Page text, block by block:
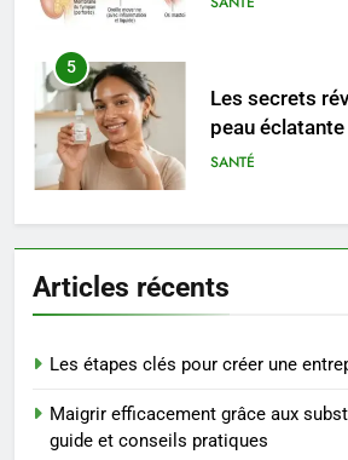
5
Les secrets
peau
Ordinary
SANTÉ
6
seniors:
exercices
BIEN ÊTRE
Voyance à La
trouver un
Articles récents
Les étapes clés pour créer une
Maigrir efficacement grâce aux
guide et conseils pratiques